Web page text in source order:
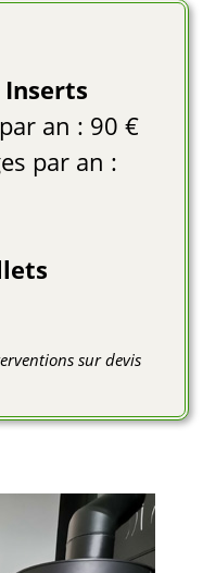
Inserts
an : 90 €
par an :
sur devis